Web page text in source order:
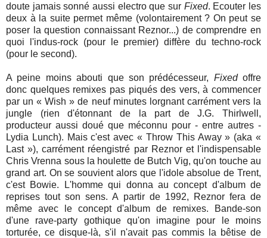
doute jamais sonné aussi electro que sur Fixed. Ecouter les
deux à la suite permet même (volontairement ? On peut se
poser la question connaissant Reznor...) de comprendre en
quoi l'indus-rock (pour le premier) diffère du techno-rock
(pour le second).
A peine moins abouti que son prédécesseur, Fixed offre
donc quelques remixes pas piqués des vers, à commencer
par un « Wish » de neuf minutes lorgnant carrément vers la
jungle (rien d'étonnant de la part de J.G. Thirlwell,
producteur aussi doué que méconnu pour - entre autres -
Lydia Lunch). Mais c'est avec « Throw This Away » (aka «
Last »), carrément réengistré par Reznor et l'indispensable
Chris Vrenna sous la houlette de Butch Vig, qu'on touche au
grand art. On se souvient alors que l'idole absolue de Trent,
c'est Bowie. L'homme qui donna au concept d'album de
reprises tout son sens. A partir de 1992, Reznor fera de
même avec le concept d'album de remixes. Bande-son
d'une rave-party gothique qu'on imagine pour le moins
torturée, ce disque-là, s'il n'avait pas commis la bêtise de